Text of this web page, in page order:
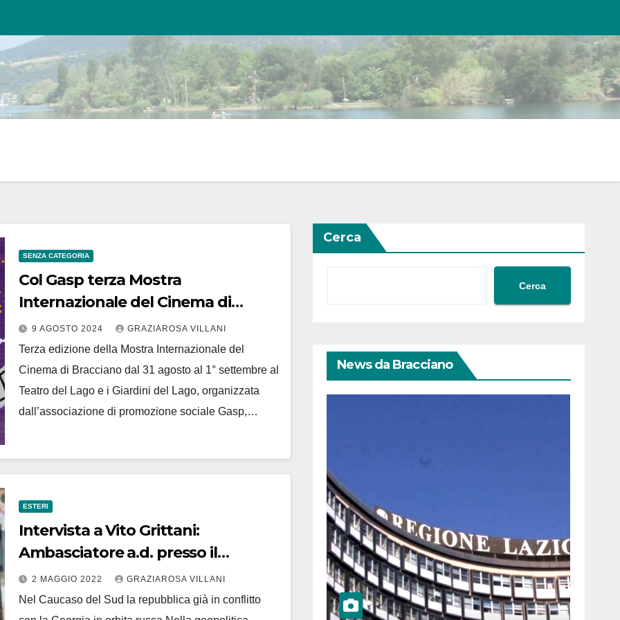
SENZA CATEGORIA
Col Gasp terza Mostra
Internazionale del Cinema di
Bracciano
9 AGOSTO 2024 GRAZIAROSA VILLANI
Terza edizione della Mostra Internazionale del
Cinema di Bracciano dal 31 agosto al 1° settembre al
Teatro del Lago e i Giardini del Lago, organizzata
dall’associazione di promozione sociale Gasp,…
ESTERI
Intervista a Vito Grittani:
Ambasciatore a.d. presso il
Ministero degli Esteri della
Repubblica di Abcasia
2 MAGGIO 2022 GRAZIAROSA VILLANI
Nel Caucaso del Sud la repubblica già in conflitto
Cerca
Cerca
News da Bracciano